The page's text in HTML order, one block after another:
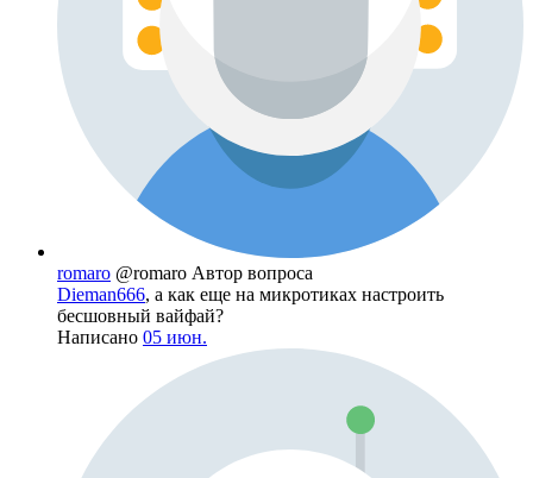
romaro @romaro Автор вопроса
Dieman666, а как еще на микротиках настроить
бесшовный вайфай?
Написано 05 июн.